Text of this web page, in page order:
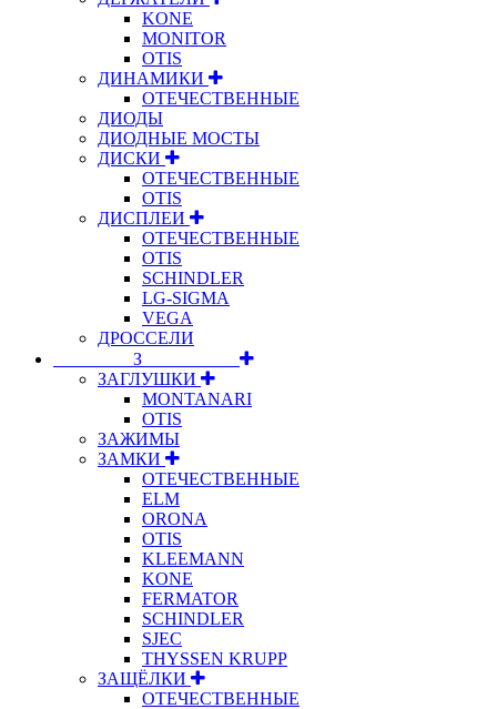
KONE
MONITOR
OTIS
ДИНАМИКИ
ОТЕЧЕСТВЕННЫЕ
ДИОДЫ
ДИОДНЫЕ МОСТЫ
ДИСКИ
ОТЕЧЕСТВЕННЫЕ
OTIS
ДИСПЛЕИ
ОТЕЧЕСТВЕННЫЕ
OTIS
SCHINDLER
LG-SIGMA
VEGA
ДРОССЕЛИ
⠀⠀⠀⠀⠀⠀З⠀⠀⠀⠀⠀⠀⠀
ЗАГЛУШКИ
MONTANARI
OTIS
ЗАЖИМЫ
ЗАМКИ
ОТЕЧЕСТВЕННЫЕ
ELM
ORONA
OTIS
KLEEMANN
KONE
FERMATOR
SCHINDLER
SJEC
THYSSEN KRUPP
ЗАЩЁЛКИ
ОТЕЧЕСТВЕННЫЕ